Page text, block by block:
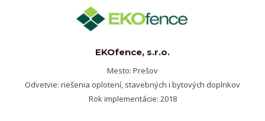
EKOfence, s.r.o.
Mesto: Prešov
Odvetvie: riešenia oplotení, stavebných i bytových doplnkov
Rok implementácie: 2018